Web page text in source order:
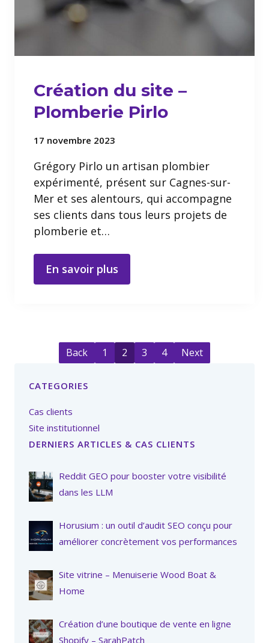
Création du site –
Plomberie Pirlo
17 novembre 2023
Grégory Pirlo un artisan plombier
expérimenté, présent sur Cagnes-sur-
Mer et ses alentours, qui accompagne
ses clients dans tous leurs projets de
plomberie et…
En savoir plus
Back 1 2 3 4 Next
CATEGORIES
Cas clients
Site institutionnel
DERNIERS ARTICLES & CAS CLIENTS
Reddit GEO pour booster votre visibilité
dans les LLM
Horusium : un outil d’audit SEO conçu pour
améliorer concrètement vos performances
Site vitrine – Menuiserie Wood Boat &
Home
Création d’une boutique de vente en ligne
Shopify – SarahPatch